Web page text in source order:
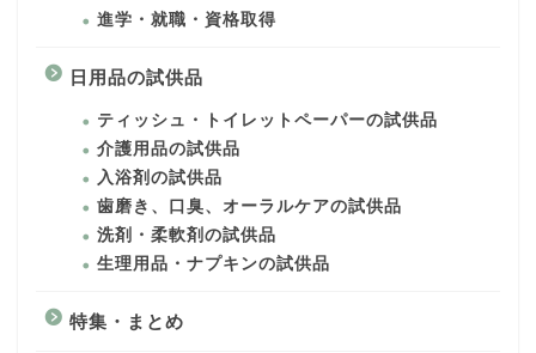
進学・就職・資格取得
日用品の試供品
ティッシュ・トイレットペーパーの試供品
介護用品の試供品
入浴剤の試供品
歯磨き、口臭、オーラルケアの試供品
洗剤・柔軟剤の試供品
生理用品・ナプキンの試供品
特集・まとめ